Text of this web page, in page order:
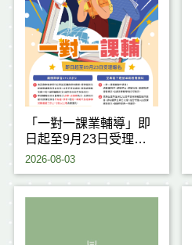
「一對一課業輔導」即
日起至9月23日受理申
請
2026-08-03